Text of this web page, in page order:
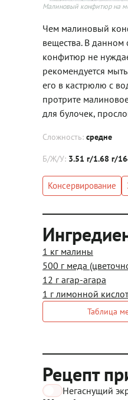
Малиновый конфитюр на
Чем малиновый
вещества. В данном
конфитюр не
рекомендуется
его в кастрюлю с
протрите
для булочек,
Сложность: средне
Б/Ж/У: 3.51 г/1.68 г/
Консервирование
1 кг малины
500 г меда
12 г агар-агара
1 г лимонной
Таблица
Рецепт
Негаснущий